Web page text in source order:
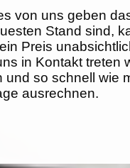
von uns geben
Stand sind,
Preis
in Kontakt treten
und so schnell wie
ausrechnen.